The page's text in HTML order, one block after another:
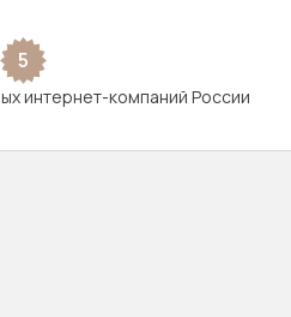
5
интернет-компаний России